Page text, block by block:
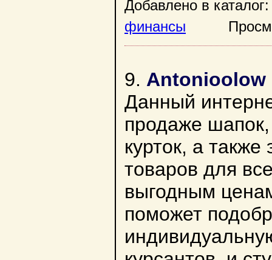
Добавлено в
финансы
9. Antonioolow
Данный
продаже
курток, а
товаров для
выгодным
поможет